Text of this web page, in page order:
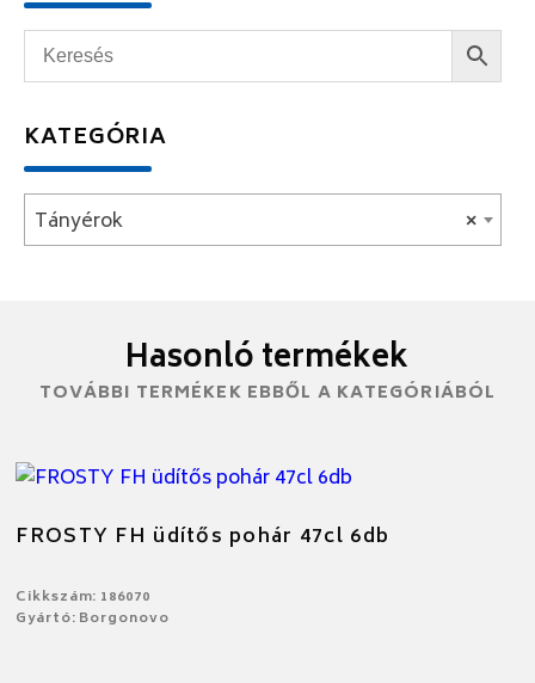
KATEGÓRIA
×
Tányérok
Hasonló termékek
TOVÁBBI TERMÉKEK EBBŐL A KATEGÓRIÁBÓL
FROSTY FH üdítős pohár 47cl 6db
Cikkszám: 186070
Gyártó: Borgonovo